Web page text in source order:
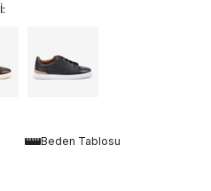
Beden Tablosu